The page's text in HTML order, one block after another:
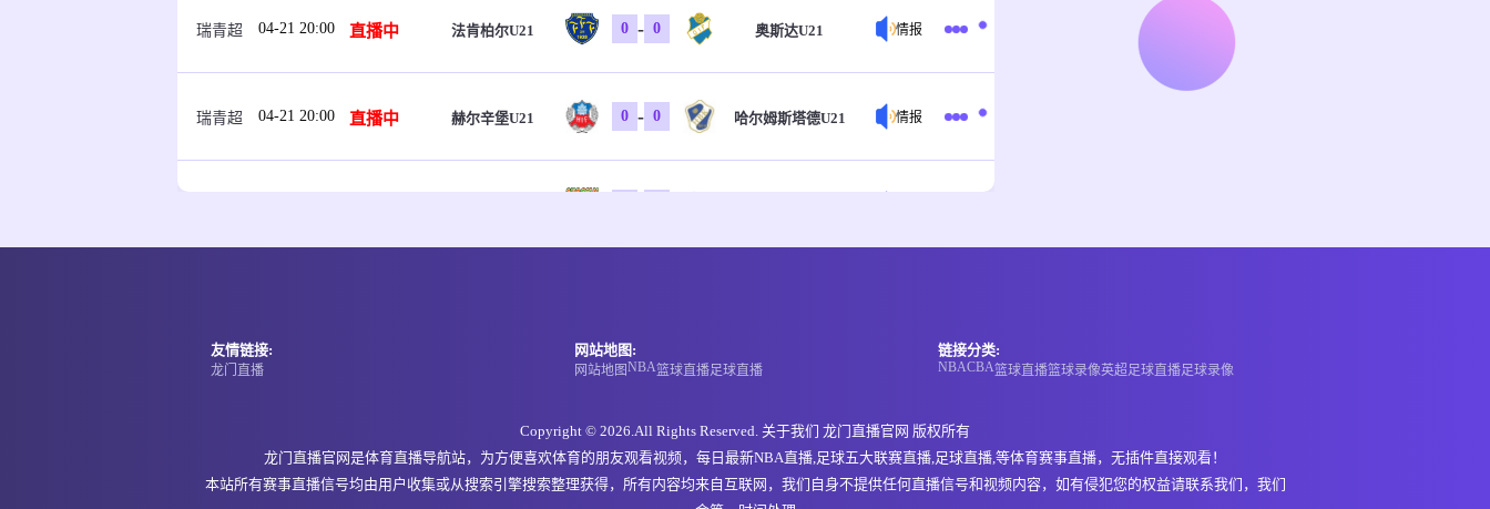
瑞青超 04-21 20:00 直播中 法肯柏尔U21 0 - 0 奥斯达U21 情报
瑞青超 04-21 20:00 直播中 赫尔辛堡U21 0 - 0 哈尔姆斯塔德U21 情报
英后备 04-21 20:00 0 - 1 博尔顿后备队
04-21 20:00 直播中 埃克拉德萨女足 0 - 0 亚马逊FAP女足 情报
友情链接:
龙门直播
网站地图:
网站地图NBA篮球直播足球直播
链接分类:
NBACBA篮球直播篮球录像英超足球直播足球录像
Copyright © 2026.All Rights Reserved. 关于我们 龙门直播官网 版权所有
龙门直播官网是体育直播导航站，为方便喜欢体育的朋友观看视频，每日最新NBA直播,足球五大联赛直播,足球直播,等体育赛事直播，无插件直接观看！
本站所有赛事直播信号均由用户收集或从搜索引擎搜索整理获得，所有内容均来自互联网，我们自身不提供任何直播信号和视频内容，如有侵犯您的权益请联系我们，我们